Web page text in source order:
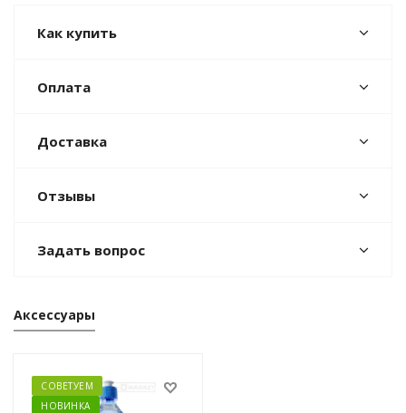
Как купить
Оплата
Доставка
Отзывы
Задать вопрос
Аксессуары
СОВЕТУЕМ
НОВИНКА